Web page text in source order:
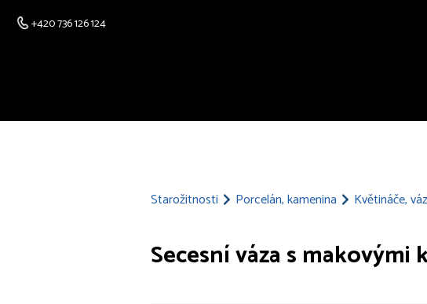
+420 736 126 124
Starožitnosti Porcelán, kamenina Květináče,
Secesní váza s